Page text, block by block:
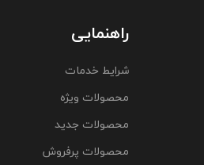
راهنمایی
شرایط خدمات
محصولات ویژه
محصولات جدید
محصولات پرفروش